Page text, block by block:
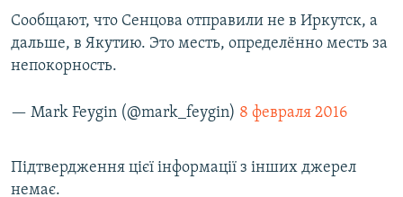
Сообщают, что Сенцова отправили не в Иркутск, а
дальше, в Якутию. Это месть, определённо месть за
непокорность.
— Mark Feygin (@mark_feygin) 8 февраля 2016
Підтвердження цієї інформації з інших джерел
немає.